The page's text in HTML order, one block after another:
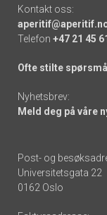
Kontakt oss:
Telefon +47 21 45
Ofte stilte spørsmål
Nyhetsbrev:
Meld deg på våre
Post- og
Universitetsgata 22
0162 Oslo